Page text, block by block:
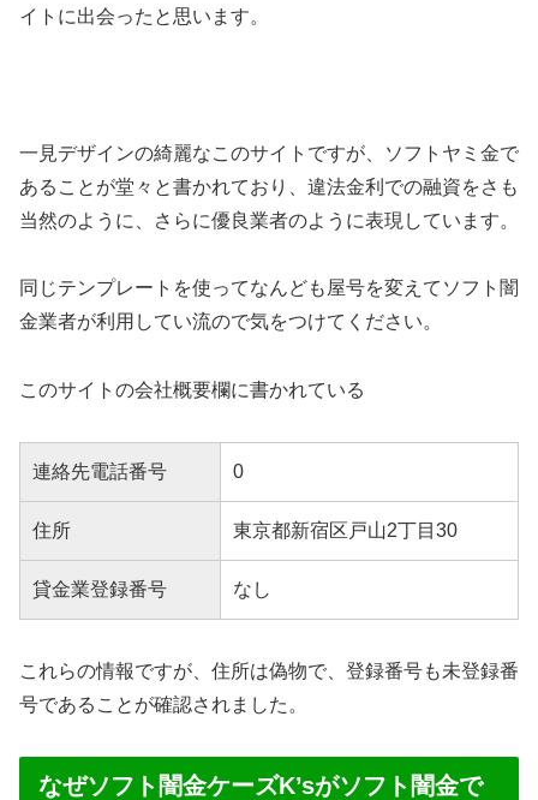
イトに出会ったと思います。
一見デザインの綺麗なこのサイトですが、ソフトヤミ金で
あることが堂々と書かれており、違法金利での融資をさも
当然のように、さらに優良業者のように表現しています。
同じテンプレートを使ってなんども屋号を変えてソフト闇
金業者が利用してい流ので気をつけてください。
このサイトの会社概要欄に書かれている
連絡先電話番号 0
住所 東京都新宿区戸山2丁目30
貸金業登録番号 なし
これらの情報ですが、住所は偽物で、登録番号も未登録番
号であることが確認されました。
なぜソフト闇金ケーズK’sがソフト闇金で